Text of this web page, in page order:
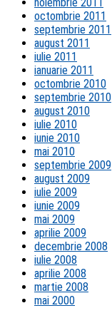
noiembrie 2011
octombrie 2011
septembrie 2011
august 2011
iulie 2011
ianuarie 2011
octombrie 2010
septembrie 2010
august 2010
iulie 2010
iunie 2010
mai 2010
septembrie 2009
august 2009
iulie 2009
iunie 2009
mai 2009
aprilie 2009
decembrie 2008
iulie 2008
aprilie 2008
martie 2008
mai 2000